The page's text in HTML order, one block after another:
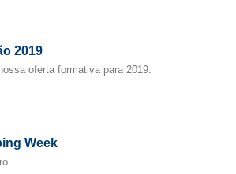
2019
oferta formativa para 2019.
Week